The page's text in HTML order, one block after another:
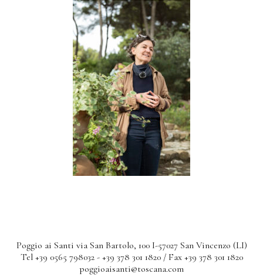
Poggio ai Santi via San Bartolo, 100 I-57027 San Vincenzo (LI)
Tel +39 0565 798032 - +39 378 301 1820 / Fax +39 378 301 1820
poggioaisanti@toscana.com